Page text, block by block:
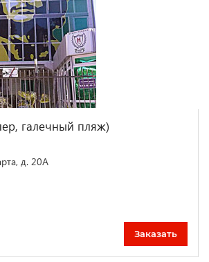
галечный пляж)
д. 20А
Заказать